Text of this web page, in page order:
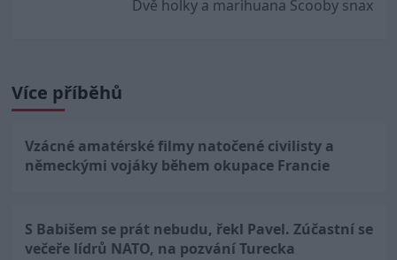
Dvě holky a marihuana Scooby snax
Více příběhů
Vzácné amatérské filmy natočené civilisty a
německými vojáky během okupace Francie
S Babišem se prát nebudu, řekl Pavel. Zúčastní se
večeře lídrů NATO, na pozvání Turecka